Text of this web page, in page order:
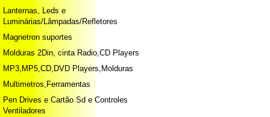
Lanternas, Leds e
Luminárias/Lâmpadas/Refletores
Magnetron suportes
Molduras 2Din, cinta Radio,CD Players
MP3,MP5,CD,DVD Players,Molduras
Multimetros,Ferramentas
Pen Drives e Cartão Sd e Controles
Ventiladores